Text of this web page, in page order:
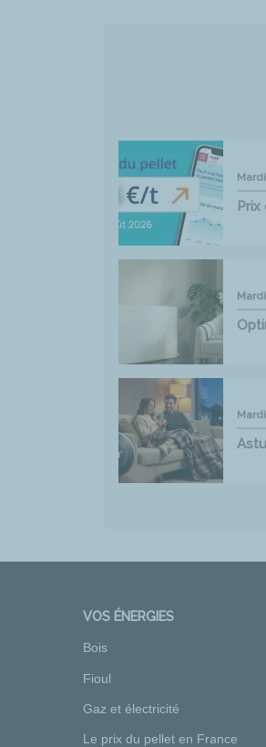
VOS ÉNERGIES
Bois
Fioul
Gaz et électricité
Le prix du pellet en France